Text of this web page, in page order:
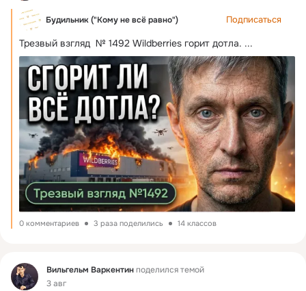
Будильник ("Кому не всё равно") Подписаться
Трезвый взгляд  № 1492 Wildberries горит дотла. ...
0 комментариев 3 раза поделились 14 классов
Фид Вильгельм Варкентинподелился темой
3 авг